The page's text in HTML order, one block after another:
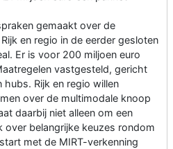
gemaakt over de
en regio in de eerder gesloten
Er is voor 200 miljoen euro
vastgesteld, gericht
Rijk en regio willen
over de multimodale knoop
daarbij niet alleen om een
over belangrijke keuzes rondom
met de MIRT-verkenning